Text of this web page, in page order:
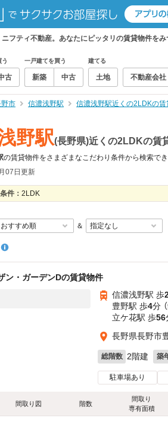
フティ不動産。あなたにピッタリの賃貸物件をみ
古
一戸建てを買う
新築 中古
建てる
土地 不動産会社
市 信濃浅野駅 信濃浅野駅近くの2LDKの
野駅(長野県)近くの2LDKの賃
の賃貸物件をさまざまなこだわり条件から検索でき
07日更新
件： 2LDK
＆
ン・ガーデンDの賃貸物件
信濃浅野駅 歩
豊野駅 歩4分
立ケ花駅 歩56
長野県長野市
総階数 2階建 築
駐車場あり
間取り図 階数
間取り
専有面積